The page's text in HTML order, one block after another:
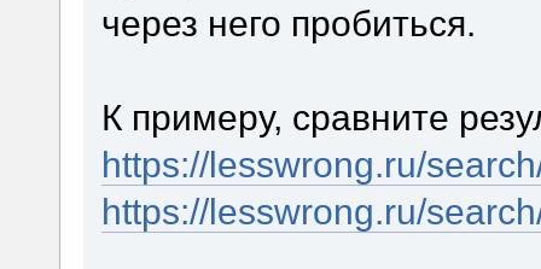
через него пробиться.
К примеру, сравните
https://lesswrong.ru/
https://lesswrong.ru/